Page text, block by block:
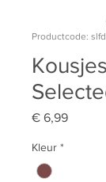
Productcode:
€ 6,99Prijs
Kleur *